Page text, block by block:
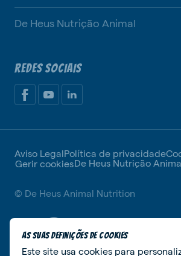
De Heus Nutrição Animal
REDES SOCIAIS
Aviso LegalPolítica de privacidade
Gerir cookiesDe Heus Nutrição
© De Heus Animal Nutrition
As suas definições de cookies
Este site usa cookies para